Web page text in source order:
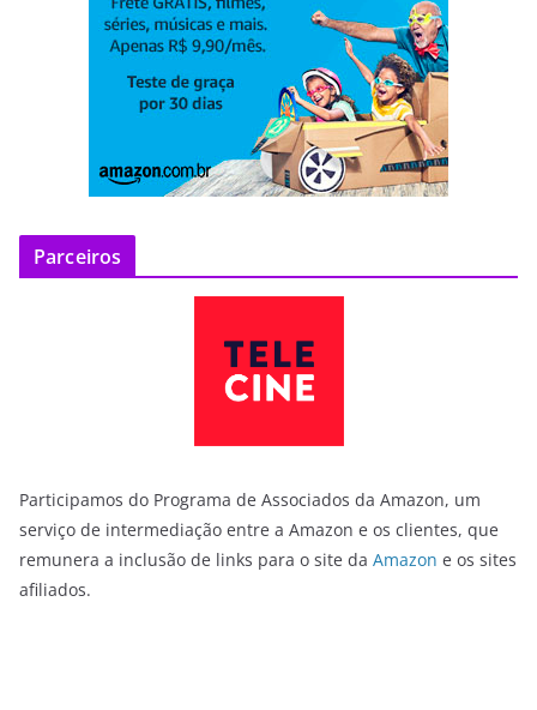
Parceiros
Participamos do Programa de Associados da Amazon, um
serviço de intermediação entre a Amazon e os clientes, que
remunera a inclusão de links para o site da Amazon e os sites
afiliados.